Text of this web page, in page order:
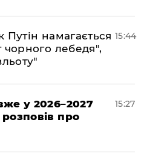
намагається
чорного лебедя",
15:44
у 2026–2027
про
15:27